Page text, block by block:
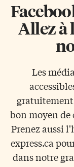
Allez à
Les
bon moyen de
Prenez aussi
express.ca
dans notre